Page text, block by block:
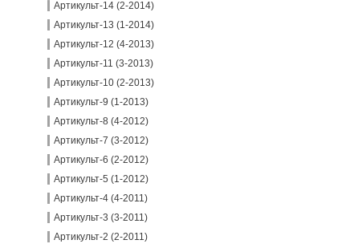
Артикульт-14 (2-2014)
Артикульт-13 (1-2014)
Артикульт-12 (4-2013)
Артикульт-11 (3-2013)
Артикульт-10 (2-2013)
Артикульт-9 (1-2013)
Артикульт-8 (4-2012)
Артикульт-7 (3-2012)
Артикульт-6 (2-2012)
Артикульт-5 (1-2012)
Артикульт-4 (4-2011)
Артикульт-3 (3-2011)
Артикульт-2 (2-2011)